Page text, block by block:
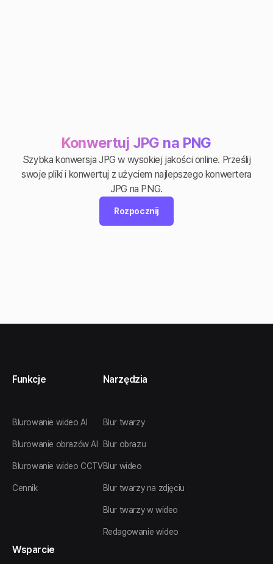
Konwertuj JPG na PNG
Szybka konwersja JPG w wysokiej jakości online. Prześlij
swoje pliki i konwertuj z użyciem najlepszego konwertera
JPG na PNG.
Rozpocznij
Funkcje
Blurowanie wideo AI
Blurowanie obrazów AI
Blurowanie wideo CCTV
Cennik
Narzędzia
Blur twarzy
Blur obrazu
Blur wideo
Blur twarzy na zdjęciu
Blur twarzy w wideo
Redagowanie wideo
Wsparcie